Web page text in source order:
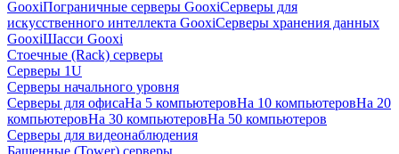
GooxiПограничные серверы GooxiСерверы для
искусственного интеллекта GooxiСерверы хранения данных
GooxiШасси Gooxi
Стоечные (Rack) серверы
Серверы 1U
Серверы начального уровня
Серверы для офисаНа 5 компьютеровНа 10 компьютеровНа 20
компьютеровНа 30 компьютеровНа 50 компьютеров
Серверы для видеонаблюдения
Башенные (Tower) серверы